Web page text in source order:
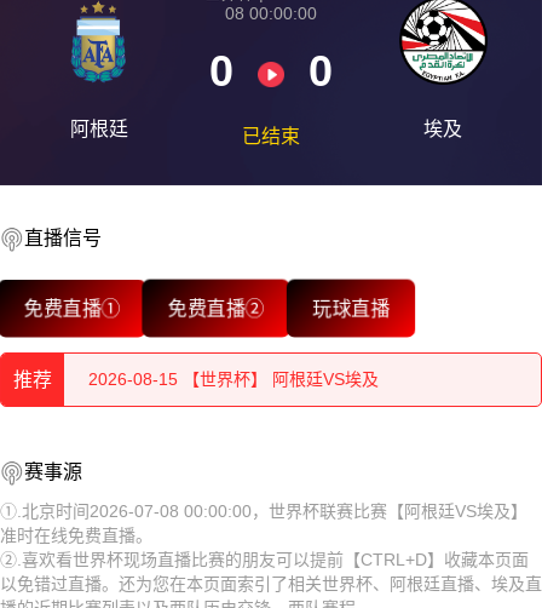
阿根廷
08 00:00:00
0 0
已结束 埃及
直播信号
免费直播① 免费直播② 玩球直播
推荐
2026-08-15 【世界杯】 阿根廷VS埃及
2026-08-15 【世界杯】 阿根廷VS埃及
2026-08-15 【世界杯】 阿根廷VS埃及
2026-08-15 【世界杯】 阿根廷VS埃及
2026-08-15 【世界杯】 阿根廷VS埃及
2026-08-15 【世界杯】 阿根廷VS埃及
2026-08-15 【世界杯】 阿根廷VS埃及
赛事源
①.北京时间2026-07-08 00:00:00，世界杯联赛比赛【阿根廷VS埃及】
准时在线免费直播。
②.喜欢看世界杯现场直播比赛的朋友可以提前【CTRL+D】收藏本页面
以免错过直播。还为您在本页面索引了相关世界杯、阿根廷直播、埃及直